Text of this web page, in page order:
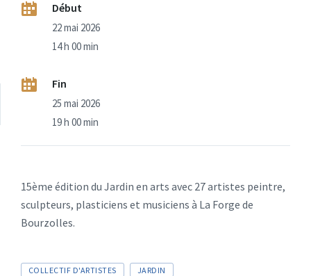
Début
22 mai 2026
14 h 00 min
Fin
25 mai 2026
19 h 00 min
15ème édition du Jardin en arts avec 27 artistes peintre,
sculpteurs, plasticiens et musiciens à La Forge de
Bourzolles.
COLLECTIF D'ARTISTES JARDIN